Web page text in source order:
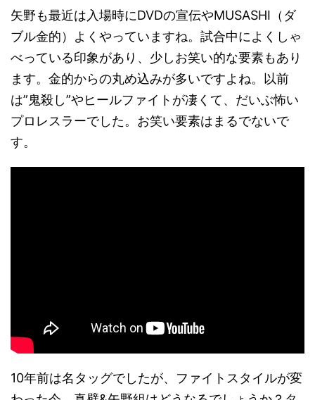
矢野も最近は入場時にDVDの宣伝やMUSASHI（ダ
ブル金的）よくやっていますね。試合中によくしゃ
べっている印象があり、少しお笑い的な要素もあり
ます。金的からの丸め込みが多いですよね。以前
は”鬼殺し”やヒールファイトが凄くて、だいぶ怖い
プロレスラーでした。お笑い要素はまるでないで
す。
10年前は名タッグでしたが、ファイトスタイルが変